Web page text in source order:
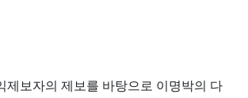
제보자의 제보를 바탕으로 이명박의 다